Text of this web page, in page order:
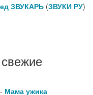
ЗВУКАРЬ (ЗВУКИ РУ)
- Мама ужика